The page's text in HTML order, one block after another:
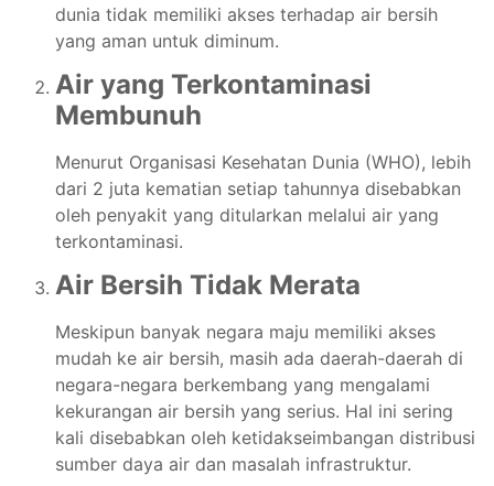
dunia tidak memiliki akses terhadap air bersih
yang aman untuk diminum.
Air yang Terkontaminasi
Membunuh
Menurut Organisasi Kesehatan Dunia (WHO), lebih
dari 2 juta kematian setiap tahunnya disebabkan
oleh penyakit yang ditularkan melalui air yang
terkontaminasi.
Air Bersih Tidak Merata
Meskipun banyak negara maju memiliki akses
mudah ke air bersih, masih ada daerah-daerah di
negara-negara berkembang yang mengalami
kekurangan air bersih yang serius. Hal ini sering
kali disebabkan oleh ketidakseimbangan distribusi
sumber daya air dan masalah infrastruktur.